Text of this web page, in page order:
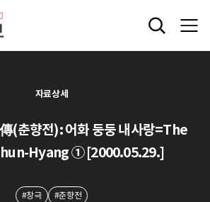
자료상세
(춘향전): 어화 둥둥 내사랑=The
Hyang ① [2000.05.29.]
#창극 #춘향전